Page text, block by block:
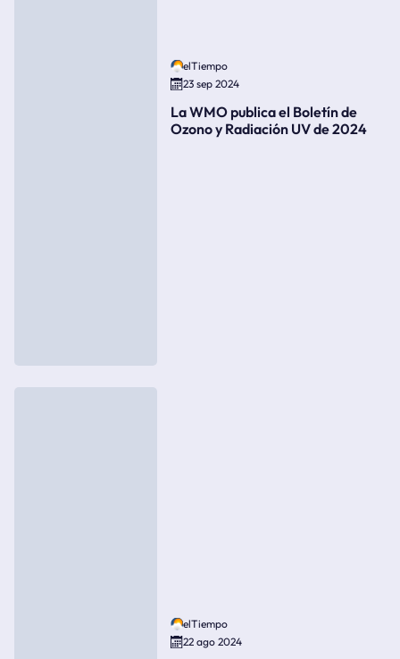
elTiempo
23 sep 2024
La WMO publica el Boletín de
Ozono y Radiación UV de 2024
elTiempo
22 ago 2024